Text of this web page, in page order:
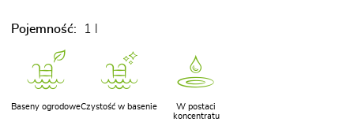
Pojemność: 1 l
Baseny ogrodoweCzystość w basenie
W postaci
koncentratu